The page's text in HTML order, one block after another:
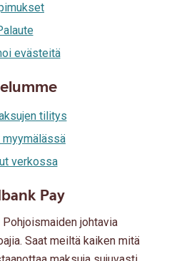
Pay
johtavia
Saat meiltä kaiken mitä
evästeitä
tilitys
myymälässä
verkossa